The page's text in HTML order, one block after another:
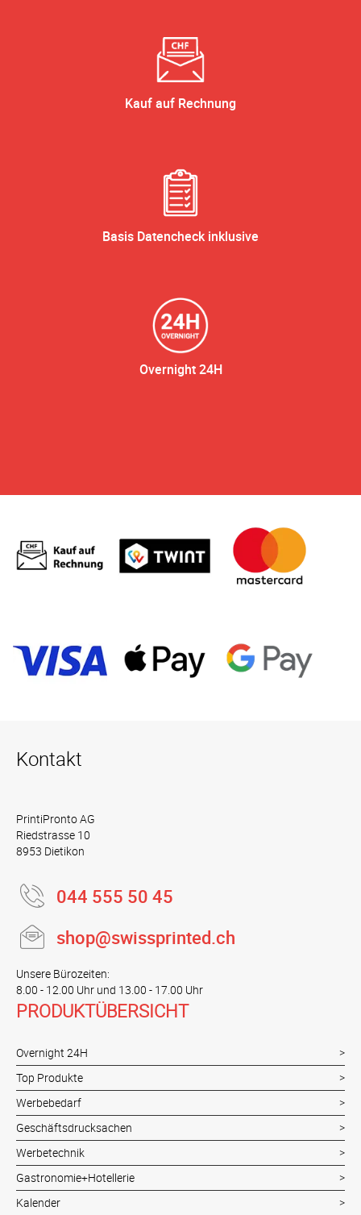
Kauf auf Rechnung
Basis Datencheck inklusive
Overnight 24H
Kontakt
PrintiPronto AG
Riedstrasse 10
8953 Dietikon
044 555 50 45
shop@swissprinted.ch
Unsere Bürozeiten:
8.00 - 12.00 Uhr und 13.00 - 17.00 Uhr
PRODUKTÜBERSICHT
Overnight 24H
Top Produkte
Werbebedarf
Geschäftsdrucksachen
Werbetechnik
Gastronomie+Hotellerie
Kalender